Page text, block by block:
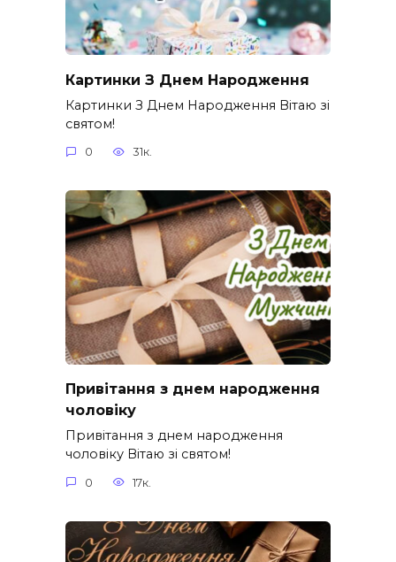
Картинки З Днем Народження
Картинки З Днем Народження Вітаю зі
святом!
0 31к.
Привітання з днем народження
чоловіку
Привітання з днем народження
чоловіку Вітаю зі святом!
0 17к.